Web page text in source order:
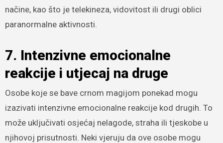
načine, kao što je telekineza, vidovitost ili drugi oblici
paranormalne aktivnosti.
7. Intenzivne emocionalne
reakcije i utjecaj na druge
Osobe koje se bave crnom magijom ponekad mogu
izazivati intenzivne emocionalne reakcije kod drugih. To
može uključivati osjećaj nelagode, straha ili tjeskobe u
njihovoj prisutnosti. Neki vjeruju da ove osobe mogu